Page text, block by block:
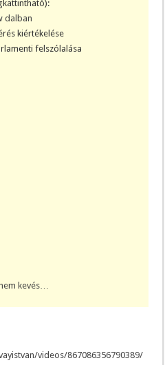
dalban
kiértékelése
felszólalása
kevés…
videos/867086356790389/